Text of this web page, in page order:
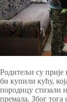
Родитељи су прије
би купили кућу,
породицу стизали
премала. Због тога